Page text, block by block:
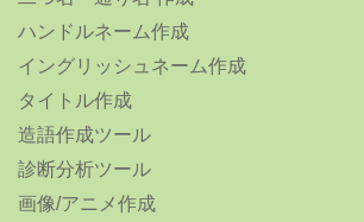
ハンドルネーム作成
イングリッシュネーム作成
タイトル作成
造語作成ツール
診断分析ツール
画像/アニメ作成